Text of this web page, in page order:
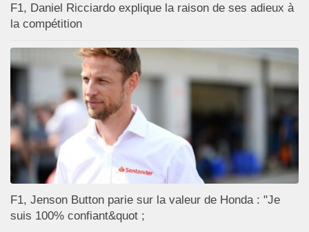
F1, Daniel Ricciardo explique la raison de ses adieux à
la compétition
F1, Jenson Button parie sur la valeur de Honda : "Je
suis 100% confiant&quot ;